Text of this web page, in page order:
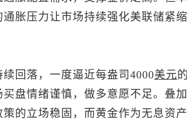
通胀压力让市场持续强化美联储紧
续回落，一度逼近每盎司4000美元
买盘情绪谨慎，做多意愿不足。叠
策的立场稳固，而黄金作为无息资